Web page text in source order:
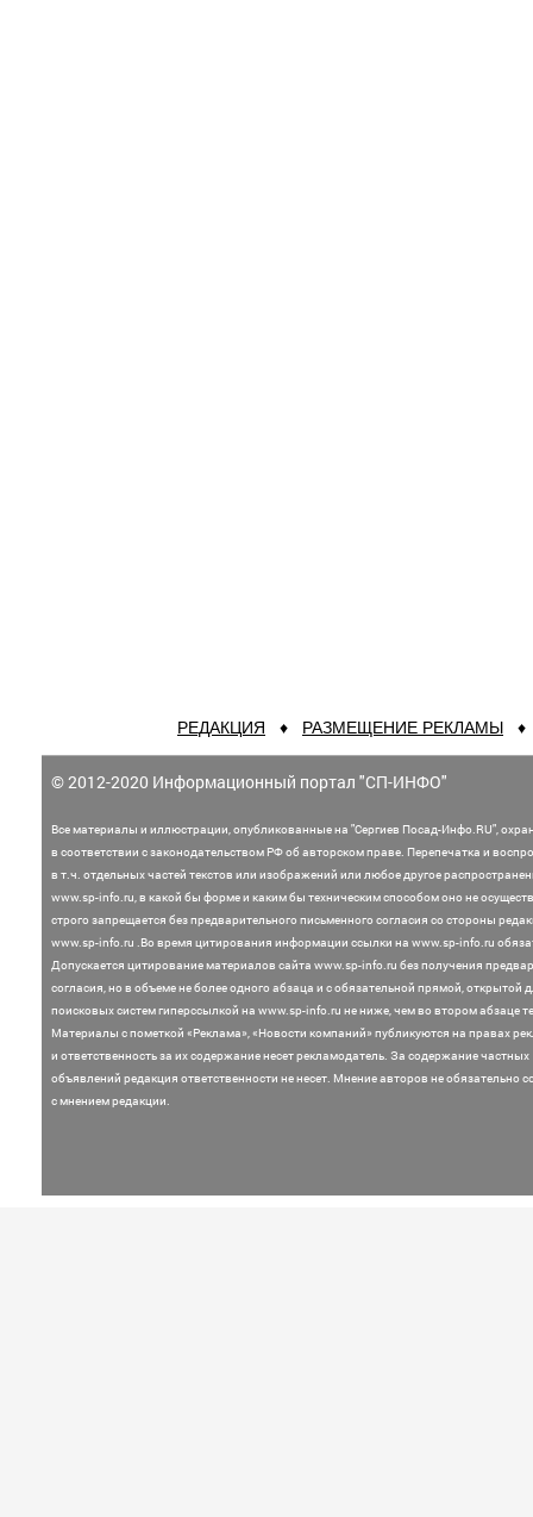
РЕДАКЦИЯ ♦ РАЗМЕЩЕНИЕ РЕКЛАМЫ
© 2012-2020 Информационный портал "СП-ИНФО"
Все материалы и иллюстрации,опубликованные на "Сергиев Посад-Инфо.RU",
в соответствии с законодательством РФ об авторском праве. Перепечатка и
в т.ч. отдельных частей текстов или изображений или любое другое
www.sp-info.ru, в какой бы форме и каким бы техническим способом оно не
строго запрещается без предварительного письменного согласия со стороны
www.sp-info.ru .Во время цитирования информации ссылки на www.sp-info.ru
Допускается цитирование материалов сайта www.sp-info.ru без получения
согласия, но в объеме не более одного абзаца и с обязательной прямой, открытой
поисковых систем гиперссылкой на www.sp-info.ru не ниже, чем во втором абзаце
Материалы с пометкой «Реклама», «Новости компаний» публикуются на правах
и ответственность за их содержание несет рекламодатель. За содержание частных
объявлений редакция ответственности не несет. Мнениеавторов не обязательно
с мнением редакции.